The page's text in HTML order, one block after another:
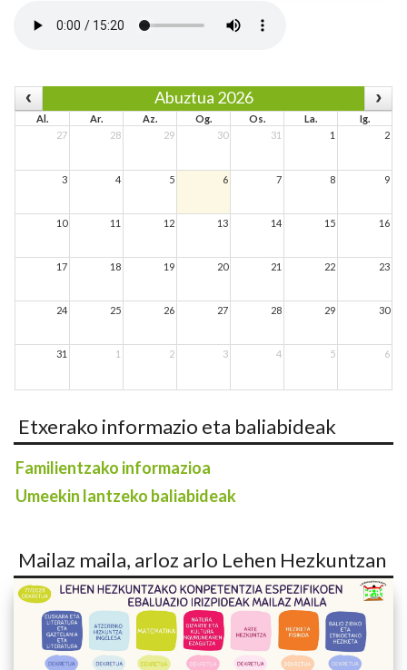
Abuztua 2026
Al. Ar. Az. Og. Os. La.
Ig.
27
28 29 30 31 1 2
3 4 5 6 7 8 9
10 11 12 13 14 15 16
17 18 19 20 21 22 23
24 25 26 27 28 29 30
31 1 2 3 4 5 6
Etxerako informazio eta baliabideak
Familientzako informazioa
Umeekin lantzeko baliabideak
Mailaz maila, arloz arlo Lehen Hezkuntzan